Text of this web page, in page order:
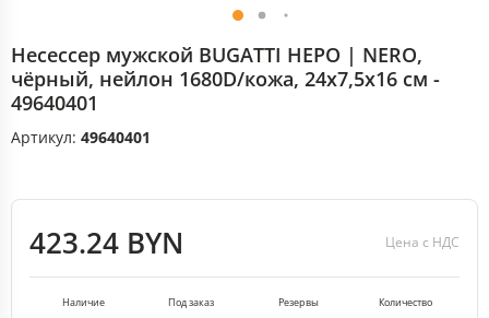
Несессер мужской BUGATTI НЕРО | NERO,
чёрный, нейлон 1680D/кожа, 24х7,5х16 см -
49640401
Артикул: 49640401
423.24 BYN Цена с НДС
Наличие Под заказ Резервы
Количество